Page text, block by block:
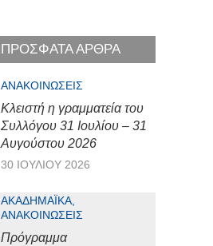
ΠΡΟΣΦΑΤΑ ΑΡΘΡΑ
ΑΝΑΚΟΙΝΏΣΕΙΣ
Κλειστή η γραμματεία του
Συλλόγου 31 Ιουλίου – 31
Αυγούστου 2026
30 ΙΟΥΛΊΟΥ 2026
ΑΚΑΔΗΜΑΪΚΆ,
ΑΝΑΚΟΙΝΏΣΕΙΣ
Πρόγραμμα